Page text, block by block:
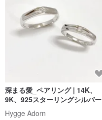
深まる愛_ペアリング | 14K、
9K、925スターリングシルバー
Hygge Adorn